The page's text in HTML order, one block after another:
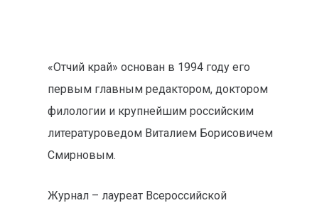
«Отчий край» основан в 1994 году его
первым главным редактором, доктором
филологии и крупнейшим российским
литературоведом Виталием Борисовичем
Смирновым.
Журнал – лауреат Всероссийской